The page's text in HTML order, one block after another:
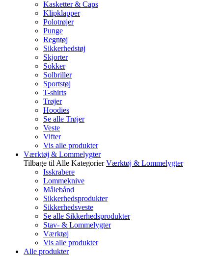
Kasketter & Caps
Klipklapper
Polotrøjer
Punge
Regntøj
Sikkerhedstøj
Skjorter
Sokker
Solbriller
Sportstøj
T-shirts
Trøjer
Hoodies
Se alle Trøjer
Veste
Vifter
Vis alle produkter
Værktøj & Lommelygter
Tilbage til Alle Kategorier Værktøj & Lommelygter
Isskrabere
Lommeknive
Målebånd
Sikkerhedsprodukter
Sikkerhedsveste
Se alle Sikkerhedsprodukter
Stav- & Lommelygter
Værktøj
Vis alle produkter
Alle produkter